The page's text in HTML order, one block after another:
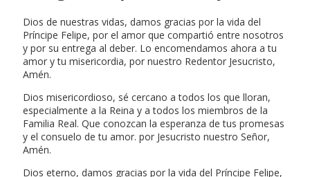
Dios de nuestras vidas, damos gracias por la vida del
Príncipe Felipe, por el amor que compartió entre nosotros
y por su entrega al deber. Lo encomendamos ahora a tu
amor y tu misericordia, por nuestro Redentor Jesucristo,
Amén.
Dios misericordioso, sé cercano a todos los que lloran,
especialmente a la Reina y a todos los miembros de la
Familia Real. Que conozcan la esperanza de tus promesas
y el consuelo de tu amor. por Jesucristo nuestro Señor,
Amén.
Dios eterno, damos gracias por la vida del Príncipe Felipe,